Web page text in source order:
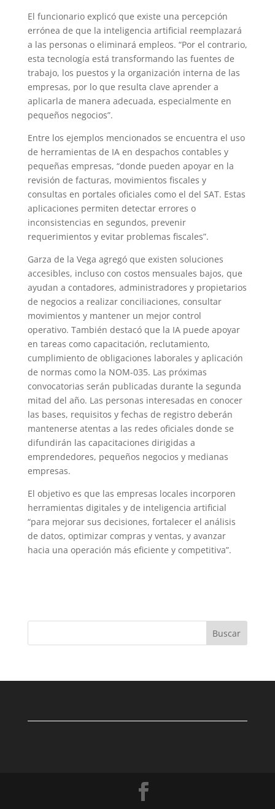
El funcionario explicó que existe una percepción
errónea de que la inteligencia artificial reemplazará
a las personas o eliminará empleos. “Por el contrario,
esta tecnología está transformando las fuentes de
trabajo, los puestos y la organización interna de las
empresas, por lo que resulta clave aprender a
aplicarla de manera adecuada, especialmente en
pequeños negocios”.
Entre los ejemplos mencionados se encuentra el uso
de herramientas de IA en despachos contables y
pequeñas empresas, “donde pueden apoyar en la
revisión de facturas, movimientos fiscales y
consultas en portales oficiales como el del SAT. Estas
aplicaciones permiten detectar errores o
inconsistencias en segundos, prevenir
requerimientos y evitar problemas fiscales”.
Garza de la Vega agregó que existen soluciones
accesibles, incluso con costos mensuales bajos, que
ayudan a contadores, administradores y propietarios
de negocios a realizar conciliaciones, consultar
movimientos y mantener un mejor control
operativo. También destacó que la IA puede apoyar
en tareas como capacitación, reclutamiento,
cumplimiento de obligaciones laborales y aplicación
de normas como la NOM-035. Las próximas
convocatorias serán publicadas durante la segunda
mitad del año. Las personas interesadas en conocer
las bases, requisitos y fechas de registro deberán
mantenerse atentas a las redes oficiales donde se
difundirán las capacitaciones dirigidas a
emprendedores, pequeños negocios y medianas
empresas.
El objetivo es que las empresas locales incorporen
herramientas digitales y de inteligencia artificial
“para mejorar sus decisiones, fortalecer el análisis
de datos, optimizar compras y ventas, y avanzar
hacia una operación más eficiente y competitiva”.
Buscar